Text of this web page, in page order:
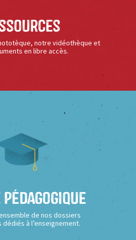
notre vidéothèque et
en libre accès.
Pédagogique
de nos dossiers
à l’enseignement.